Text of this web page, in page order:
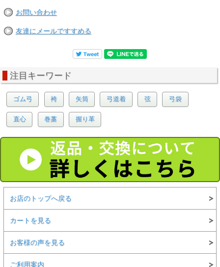
お問い合わせ
友達にメールですすめる
注目キーワード
ゴム弓 袴 矢筒 弓道着 弦 弓袋
直心 巻藁 握り革
お店のトップへ戻る
カートを見る
お客様の声を見る
ご利用案内